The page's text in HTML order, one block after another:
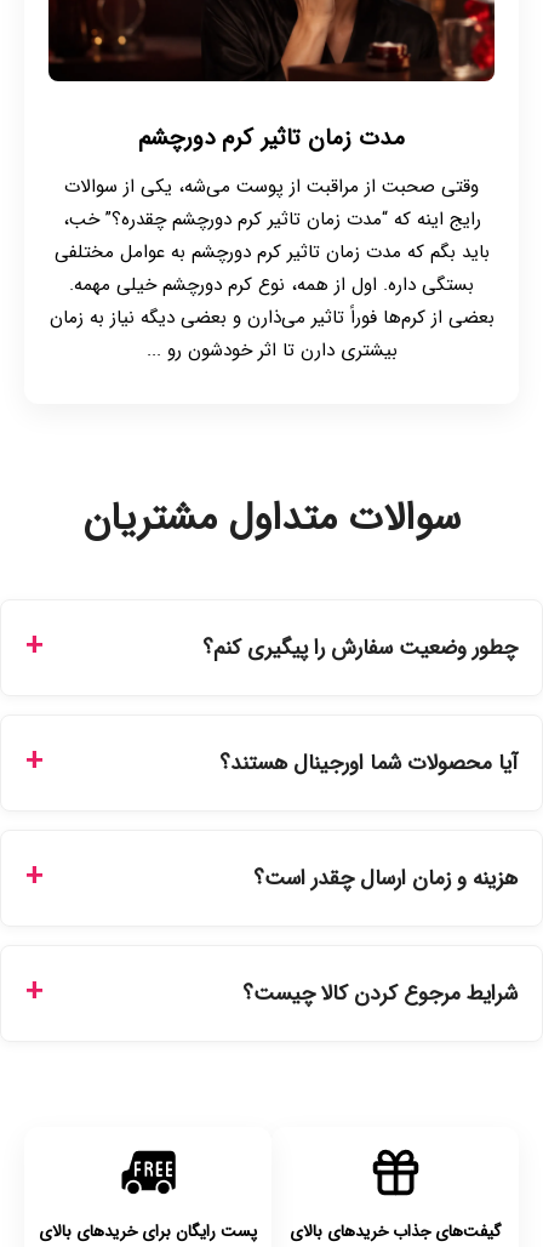
مدت زمان تاثیر کرم دورچشم
وقتی صحبت از مراقبت از پوست می‌شه، یکی از سوالات
رایج اینه که “مدت زمان تاثیر کرم دورچشم چقدره؟” خب،
باید بگم که مدت زمان تاثیر کرم دورچشم به عوامل مختلفی
بستگی داره. اول از همه، نوع کرم دورچشم خیلی مهمه.
بعضی از کرم‌ها فوراً تاثیر می‌ذارن و بعضی دیگه نیاز به زمان
بیشتری دارن تا اثر خودشون رو ...
سوالات متداول مشتریان
چطور وضعیت سفارش را پیگیری کنم؟
سفارشات در سایت، وضعیت لحظه‌ای مرسوله را مشاهده کنید.
آیا محصولات شما اورجینال هستند؟
نمایندگی‌های معتبر تهیه شده و دارای بچ‌کد قابل استعلام هستند.
هزینه و زمان ارسال چقدر است؟
انتخاب کنید و برای شهرستان‌ها بین یک الی ۳ روز کاری از طریق
شرایط مرجوع کردن کالا چیست؟
گیفت‌های جذاب خریدهای بالای
پست رایگان برای خریدهای بالای